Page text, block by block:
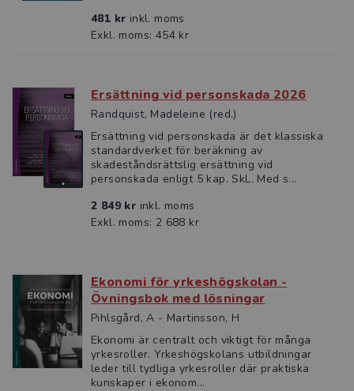
481 kr inkl. moms
Exkl. moms: 454 kr
Ersättning vid personskada 2026
Randquist, Madeleine (red.)
Ersättning vid personskada är det klassiska
standardverket för beräkning av
skadeståndsrättslig ersättning vid
personskada enligt 5 kap. SkL. Med s...
2 849 kr inkl. moms
Exkl. moms: 2 688 kr
Ekonomi för yrkeshögskolan -
Övningsbok med lösningar
Pihlsgård, A - Martinsson, H
Ekonomi är centralt och viktigt för många
yrkesroller. Yrkeshögskolans utbildningar
leder till tydliga yrkesroller där praktiska
kunskaper i ekonom...